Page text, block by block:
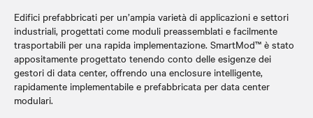
Edifici prefabbricati per un’ampia varietà di applicazioni e settori
industriali, progettati come moduli preassemblati e facilmente
trasportabili per una rapida implementazione. SmartMod™ è stato
appositamente progettato tenendo conto delle esigenze dei
gestori di data center, offrendo una enclosure intelligente,
rapidamente implementabile e prefabbricata per data center
modulari.